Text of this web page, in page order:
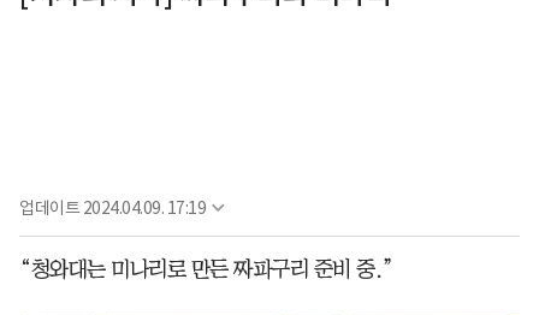
업데이트 2024.04.09. 17:19
“청와대는 미나리로 만든 짜파구리 준비 중.”